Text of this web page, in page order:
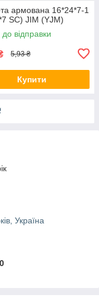
армована 16*24*7-1
SC) JIM (YJM)
до відправки
5,93 ₴
Купити
Україна